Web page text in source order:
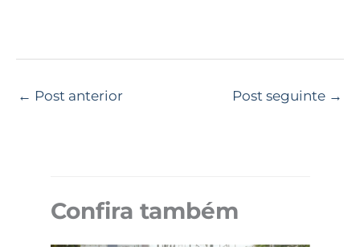
← Post anterior Post seguinte →
Confira também